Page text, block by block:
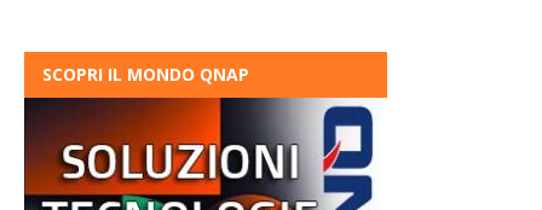
SCOPRI IL MONDO QNAP